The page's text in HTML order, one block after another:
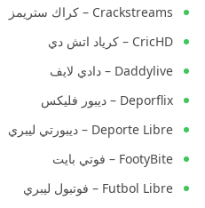
Crackstreams – كراك ستريمز
CricHD – كرياد اتش دي
Daddylive – دادي لايف
Deporflix – ديبور فليكس
Deporte Libre – ديبورتي ليبري
FootyBite – فوتي بايت
Futbol Libre – فوتبول ليبري